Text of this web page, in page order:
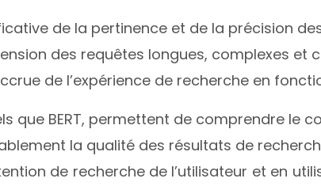
de la pertinence et de la précision
des requêtes longues, complexes et
de l’expérience de recherche en
que BERT, permettent de comprendre
la qualité des résultats de
de recherche de l’utilisateur et en